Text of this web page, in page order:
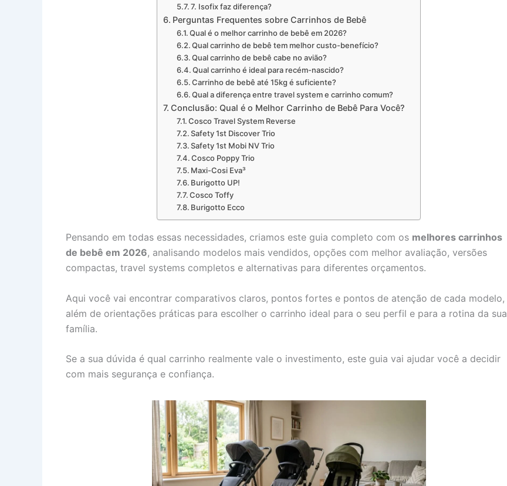
7. Isofix faz diferença?
Perguntas Frequentes sobre Carrinhos de Bebê
Qual é o melhor carrinho de bebê em 2026?
Qual carrinho de bebê tem melhor custo-benefício?
Qual carrinho de bebê cabe no avião?
Qual carrinho é ideal para recém-nascido?
Carrinho de bebê até 15kg é suficiente?
Qual a diferença entre travel system e carrinho comum?
Conclusão: Qual é o Melhor Carrinho de Bebê Para Você?
Cosco Travel System Reverse
Safety 1st Discover Trio
Safety 1st Mobi NV Trio
Cosco Poppy Trio
Maxi-Cosi Eva³
Burigotto UP!
Cosco Toffy
Burigotto Ecco
Pensando em todas essas necessidades, criamos este guia completo com os melhores carrinhos
de bebê em 2026, analisando modelos mais vendidos, opções com melhor avaliação, versões
compactas, travel systems completos e alternativas para diferentes orçamentos.
Aqui você vai encontrar comparativos claros, pontos fortes e pontos de atenção de cada modelo,
além de orientações práticas para escolher o carrinho ideal para o seu perfil e para a rotina da sua
família.
Se a sua dúvida é qual carrinho realmente vale o investimento, este guia vai ajudar você a decidir
com mais segurança e confiança.